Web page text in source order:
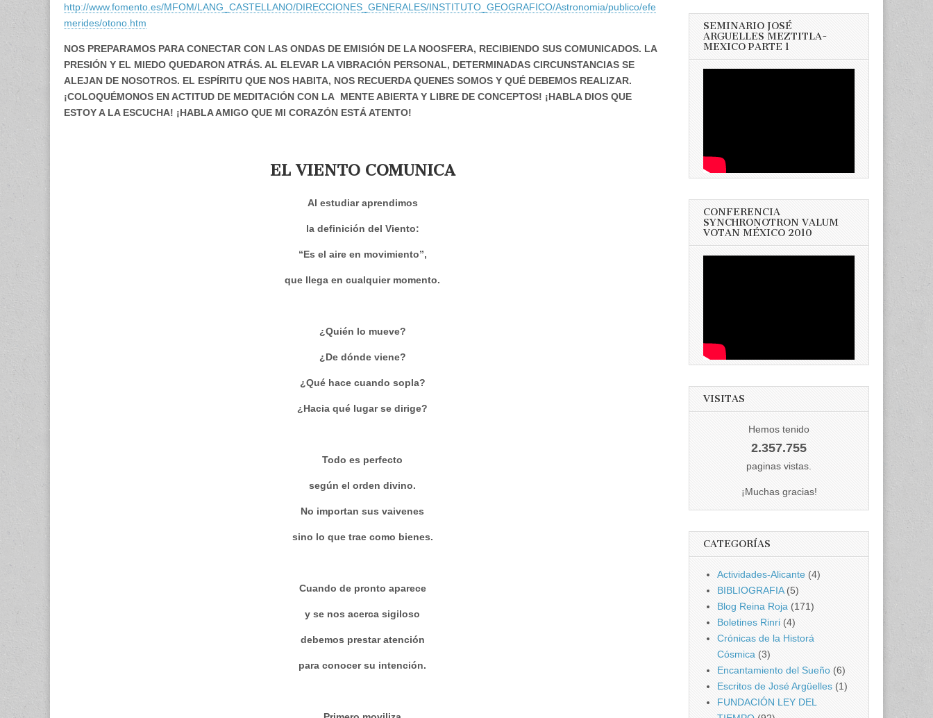
http://www.fomento.es/MFOM/LANG_CASTELLANO/DIRECCIONES_GENERALES/INSTITUTO_GEOGRAFICO/Astronomia/publico/efe
merides/otono.htm
NOS PREPARAMOS PARA CONECTAR CON LAS ONDAS DE EMISIÓN DE LA NOOSFERA, RECIBIENDO SUS COMUNICADOS. LA
PRESIÓN Y EL MIEDO QUEDARON ATRÁS. AL ELEVAR LA VIBRACIÓN PERSONAL, DETERMINADAS CIRCUNSTANCIAS SE
ALEJAN DE NOSOTROS. EL ESPÍRITU QUE NOS HABITA, NOS RECUERDA QUENES SOMOS Y QUÉ DEBEMOS REALIZAR.
¡COLOQUÉMONOS EN ACTITUD DE MEDITACIÓN CON LA MENTE ABIERTA Y LIBRE DE CONCEPTOS! ¡HABLA DIOS QUE
ESTOY A LA ESCUCHA! ¡HABLA AMIGO QUE MI CORAZÓN ESTÁ ATENTO!
EL VIENTO COMUNICA
Al estudiar aprendimos
la definición del Viento:
“Es el aire en movimiento”,
que llega en cualquier momento.
¿Quién lo mueve?
¿De dónde viene?
¿Qué hace cuando sopla?
¿Hacia qué lugar se dirige?
Todo es perfecto
según el orden divino.
No importan sus vaivenes
sino lo que trae como bienes.
Cuando de pronto aparece
y se nos acerca sigiloso
debemos prestar atención
para conocer su intención.
SEMINARIO JOSÉ
ARGUELLES MEZTITLA-
MEXICO PARTE 1
CONFERENCIA
SYNCHRONOTRON VALUM
VOTAN MÉXICO 2010
VISITAS
Hemos tenido
2.357.755
paginas vistas.
¡Muchas gracias!
CATEGORÍAS
Actividades-Alicante (4)
BIBLIOGRAFIA(5)
Blog Reina Roja (171)
Boletines Rinri (4)
Crónicas de la Historá
Cósmica (3)
Encantamiento del Sueño (6)
Escritos de José Argüelles (1)
FUNDACIÓN LEY DEL